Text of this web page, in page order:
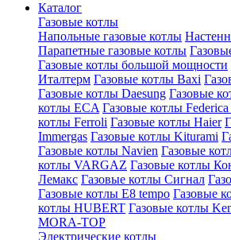
Каталог
Газовые котлы
Напольные газовые котлы
Парапетные газовые котлы
Газовые котлы большой мощности
Италтерм Газовые котлы Baxi
Газовые котлы Daesung Газовые
котлы ECA Газовые котлы
котлы Ferroli Газовые котлы Haier
Immergas Газовые котлы Kiturami
Газовые котлы Navien Газовые
котлы VARGAZ Газовые котлы
Лемакс Газовые котлы Сигнал
Газовые котлы E8 tempo Газовые
котлы HUBERT Газовые котлы
MORA-TOP
Электрические котлы